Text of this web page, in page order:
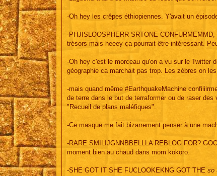
-Oh hey les crêpes éthiopiennes. Y'avait un
-PHJISLOOSPHERR SRTONE
trésors mais heeey ça pourrait être intéressant.
-Oh hey c'est le morceau qu'on a vu sur le Twitter
géographie ca marchait pas trop. Les zèbres on
-mais quand même #EarthquakeMachine
de terre dans le but de terraformer ou de raser
"Recueil de plans maléfiques".
-Ce masque me fait bizarrement penser à une
-RARE SMILIJGNNBBELLLA REBLOG FOR?
moment bien au chaud dans mom kokoro.
-SHE GOT IT SHE FUCLOOKEKNG GOT THE so